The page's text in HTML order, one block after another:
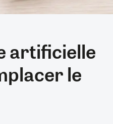
artificielle
le